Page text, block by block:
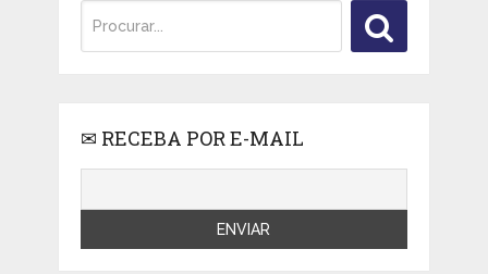
✉ RECEBA POR E-MAIL